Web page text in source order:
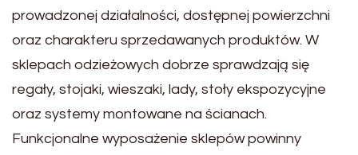
prowadzonej działalności, dostępnej powierzchni
oraz charakteru sprzedawanych produktów. W
sklepach odzieżowych dobrze sprawdzają się
regały, stojaki, wieszaki, lady, stoły ekspozycyjne
oraz systemy montowane na ścianach.
Funkcjonalne wyposażenie sklepów powinny